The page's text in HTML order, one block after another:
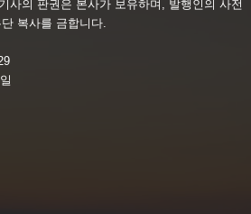
사의 판권은 본사가 보유하며, 발행인의 사전
복사를 금합니다.